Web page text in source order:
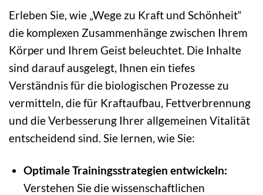
Erleben Sie, wie „Wege zu Kraft und Schönheit“
die komplexen Zusammenhänge zwischen Ihrem
Körper und Ihrem Geist beleuchtet. Die Inhalte
sind darauf ausgelegt, Ihnen ein tiefes
Verständnis für die biologischen Prozesse zu
vermitteln, die für Kraftaufbau, Fettverbrennung
und die Verbesserung Ihrer allgemeinen Vitalität
entscheidend sind. Sie lernen, wie Sie:
Optimale Trainingsstrategien entwickeln:
Verstehen Sie die wissenschaftlichen